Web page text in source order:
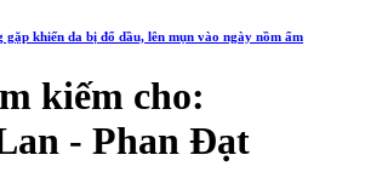
gặp khiến da bị đổ dầu, lên mụn vào ngày nồm ẩm
kiếm cho:
- Phan Đạt